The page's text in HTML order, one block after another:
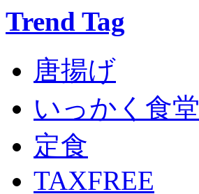
Trend Tag
唐揚げ
いっかく食堂
定食
TAXFREE